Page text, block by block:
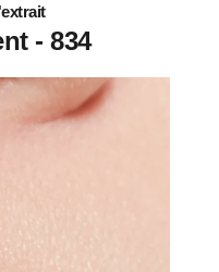
834 - rose turbulent